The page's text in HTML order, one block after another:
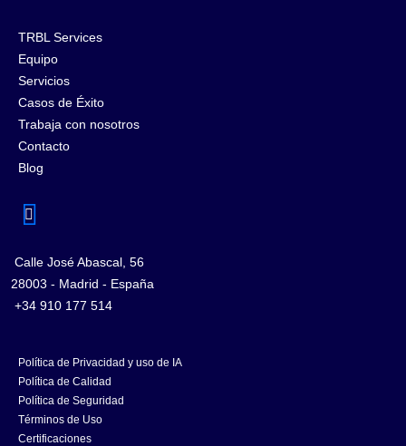
TRBL Services
Equipo
Servicios
Casos de Éxito
Trabaja con nosotros
Contacto
Blog
Calle José Abascal, 56
28003 - Madrid - España
+34 910 177 514
Política de Privacidad y uso de IA
Política de Calidad
Política de Seguridad
Términos de Uso
Certificaciones